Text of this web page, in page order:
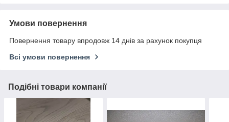
Умови повернення
Повернення товару впродовж 14 днів за рахунок покупця
Всі умови повернення
Подібні товари компанії